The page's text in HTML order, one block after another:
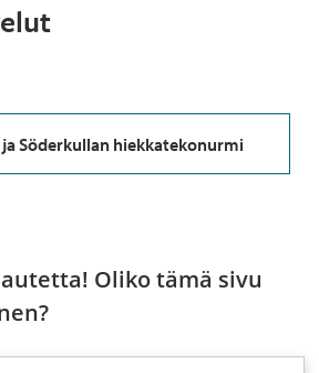
Söderkullan hiekkatekonurmi
Oliko tämä sivu